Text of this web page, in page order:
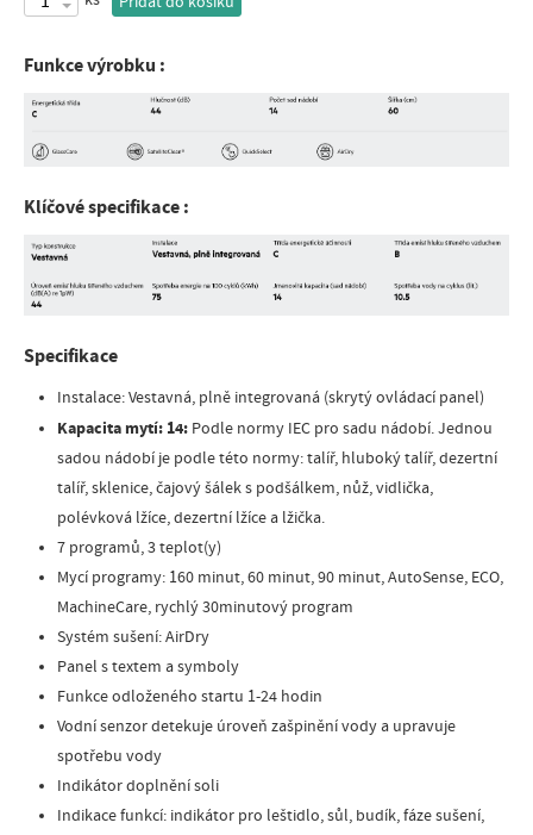
Funkce výrobku :
Klíčové specifikace :
Specifikace
Instalace: Vestavná, plně integrovaná (skrytý ovládací panel)
Kapacita mytí: 14: Podle normy IEC pro sadu nádobí. Jednou
sadou nádobí je podle této normy: talíř, hluboký talíř, dezertní
talíř, sklenice, čajový šálek s podšálkem, nůž, vidlička,
polévková lžíce, dezertní lžíce a lžička.
7 programů, 3 teplot(y)
Mycí programy: 160 minut, 60 minut, 90 minut, AutoSense, ECO,
MachineCare, rychlý 30minutový program
Systém sušení: AirDry
Panel s textem a symboly
Funkce odloženého startu 1-24 hodin
Vodní senzor detekuje úroveň zašpinění vody a upravuje
spotřebu vody
Indikátor doplnění soli
Indikace funkcí: indikátor pro leštidlo, sůl, budík, fáze sušení,